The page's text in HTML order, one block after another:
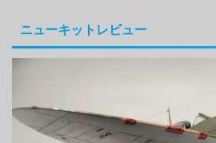
ニューキットレビュー